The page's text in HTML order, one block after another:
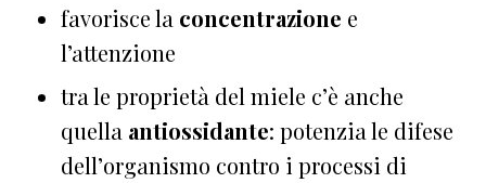
favorisce la concentrazione e
l’attenzione
tra le proprietà del miele c’è anche
quella antiossidante: potenzia le difese
dell’organismo contro i processi di